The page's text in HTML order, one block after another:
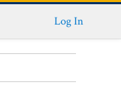
Log In